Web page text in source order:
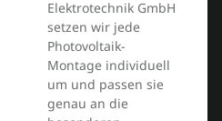
Elektrotechnik GmbH
setzen wir jede
Photovoltaik-
Montage individuell
um und passen sie
genau an die